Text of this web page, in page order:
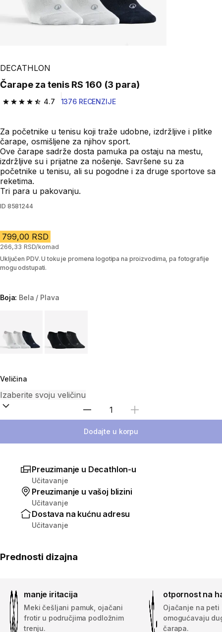
DECATHLON
Čarape za tenis RS 160 (3 para)
4.7
4.7 od 5 zvezdica from 1376 Recenzije
1376 RECENZIJE
Za početnike u tenisu koji traže udobne, izdržljive i plitke
čarape, osmišljene za njihov sport.
Ove čarape sadrže dosta pamuka pa ostaju na mestu,
izdržljive su i prijatne za nošenje. Savršene su za
početnike u tenisu, ali su pogodne i za druge sportove sa
reketima.
Tri para u pakovanju.
ID 8581244
799,00 RSD
266,33 RSD/komad
Uključen PDV. U toku je promena logotipa na proizvodima, pa fotografije
mogu odstupati.
Boja: Bela / Plava
Veličina
Izaberi količinu
Dodajte u korpu
Preuzimanje u Decathlon-u
Učitavanje
Preuzimanje u vašoj blizini
Učitavanje
Dostava na kućnu adresu
Učitavanje
Prednosti dizajna
manje iritacija
Meki češljani pamuk, ojačani
frotir u područjima podložnim
trenju.
otpornost na
Ojačanje na peti
omogućavaju
čarapa.